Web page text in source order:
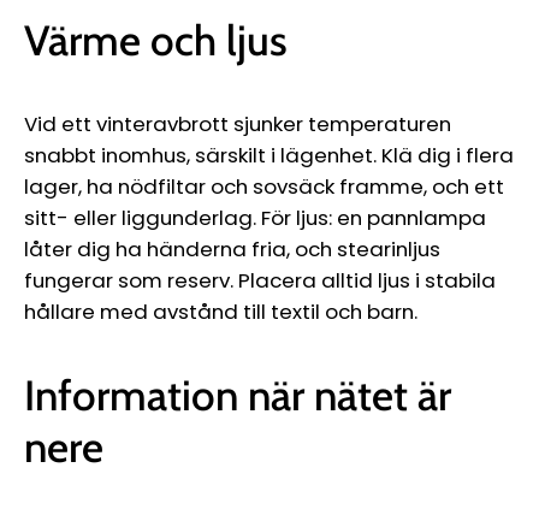
Värme och ljus
Vid ett vinteravbrott sjunker temperaturen
snabbt inomhus, särskilt i lägenhet. Klä dig i flera
lager, ha nödfiltar och sovsäck framme, och ett
sitt- eller liggunderlag. För ljus: en pannlampa
låter dig ha händerna fria, och stearinljus
fungerar som reserv. Placera alltid ljus i stabila
hållare med avstånd till textil och barn.
Information när nätet är
nere